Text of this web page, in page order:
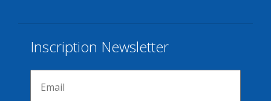
Inscription Newsletter